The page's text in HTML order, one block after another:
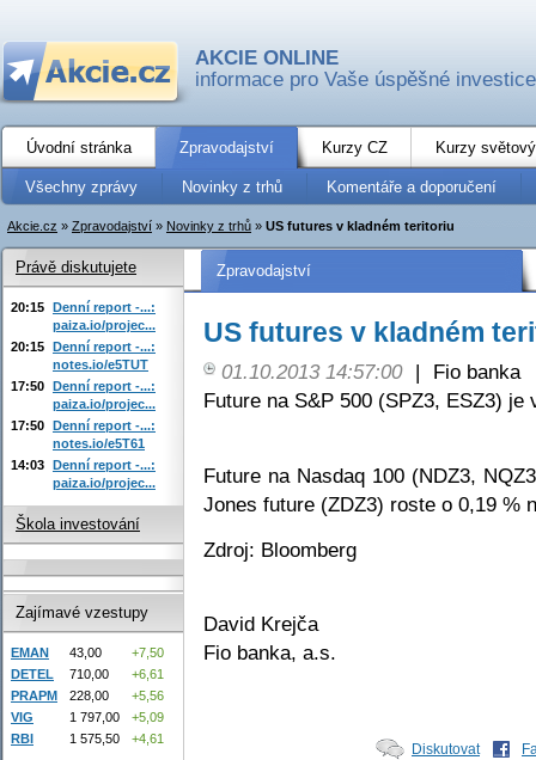
AKCIE ONLINE
informace pro Vaše úspěšné investice
Úvodní stránka Zpravodajství Kurzy CZ Kurzy
Všechny zprávy Novinky z trhů Komentáře a doporučení
Akcie.cz » Zpravodajství » Novinky z trhů » US futures v kladném teritoriu
Zpravodajství
US futures v kladném
01.10.2013 14:57:00 |
Fio banka
Future na S&P 500 (SPZ3, ESZ3) je
Future na Nasdaq 100 (NDZ3,
Jones future (ZDZ3) roste o 0,19 %
Zdroj: Bloomberg
David Krejča
Fio banka, a.s.
Diskutovat
Právě diskutujete
20:15 Denní report -...:
paiza.io/projec...
20:15 Denní report -...:
notes.io/e5TUT
17:50 Denní report -...:
paiza.io/projec...
17:50 Denní report -...:
notes.io/e5T61
14:03 Denní report -...:
paiza.io/projec...
Škola investování
Zajímavé vzestupy
EMAN 43,00
+7,50
DETEL
710,00
+6,61
PRAPM
228,00
+5,56
VIG
1 797,00
+5,09
RBI
1 575,50 +4,61